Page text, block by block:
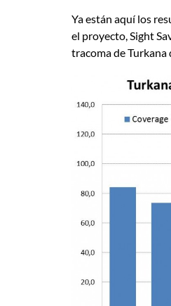
Ya están aquí los
el proyecto, Sight
tracoma de Turkana